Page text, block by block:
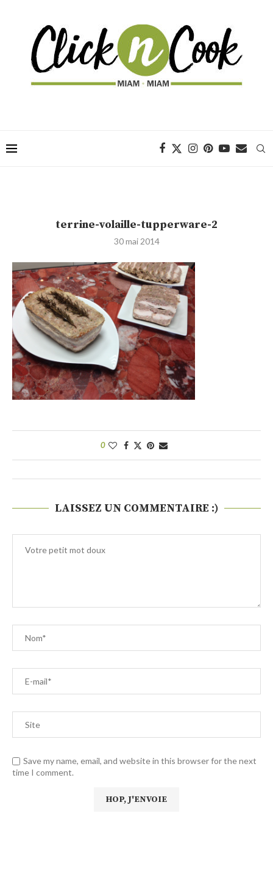
terrine-volaille-tupperware-2
30 mai 2014
0
LAISSEZ UN COMMENTAIRE :)
Save my name, email, and website in this browser for the next
time I comment.